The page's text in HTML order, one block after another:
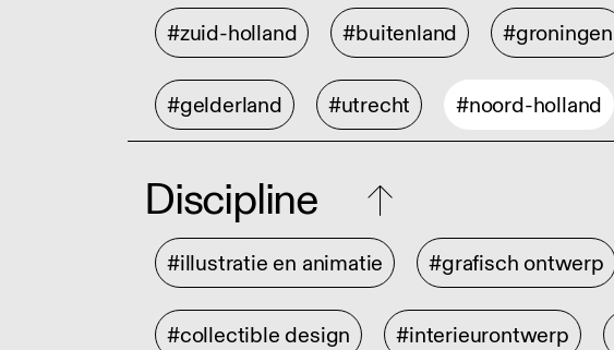
#zuid-holland #buitenland #groningen
#gelderland #utrecht #noord-holland
Discipline
#illustratie en animatie #grafisch ontwerp
#collectible design #interieurontwerp